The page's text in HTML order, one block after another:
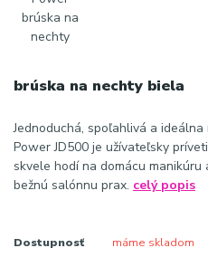
brúska na nechty biela
Jednoduchá, spoľahlivá a
Power JD500 je užívateľsky
skvele hodí na domácu
bežnú salónnu prax. celý popis
Dostupnosť máme skladom